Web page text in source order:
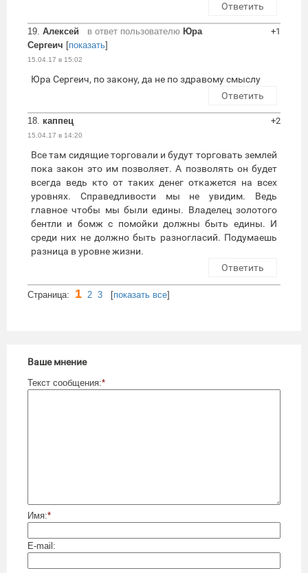
Ответить
19. Алексей в ответ пользователю Юра
Сергеич [показать]
15.04.17 в 15:02
+1
Юра Сергеич, по закону, да не по здравому смыслу
Ответить
18. каппец
15.04.17 в 14:20
+2
Все там сидящие торговали и будут торговать землей
пока закон это им позволяет. А позволять он будет
всегда ведь кто от таких денег откажется на всех
уровнях. Справедливости мы не увидим. Ведь
главное чтобы мы были едины. Владелец золотого
бентли и бомж с помойки должны быть едины. И
среди них не должно быть разногласий. Подумаешь
разница в уровне жизни.
Ответить
Cтраница: 1 2 3 [показать все]
Ваше мнение
Текст сообщения:*
Имя:*
E-mail: